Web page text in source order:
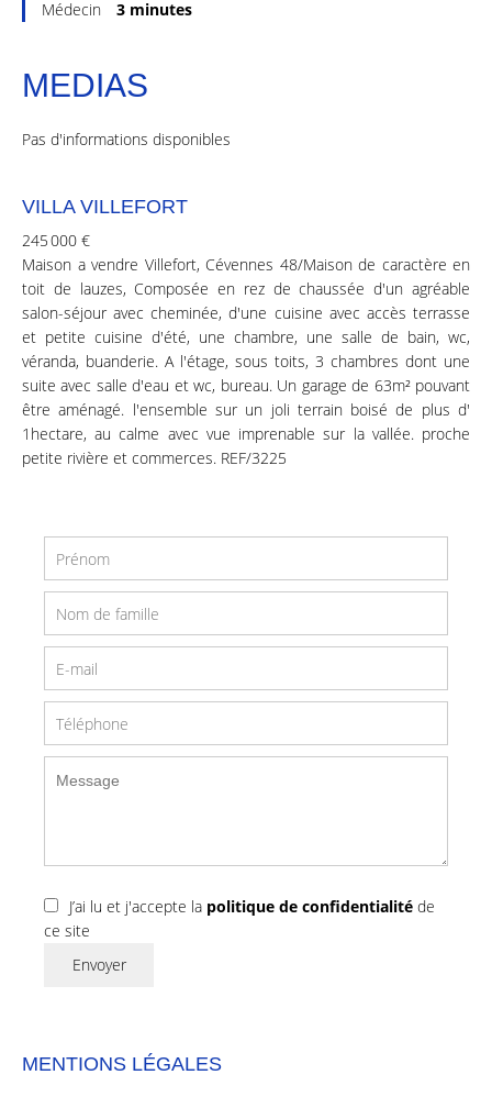
Médecin 3 minutes
MEDIAS
Pas d'informations disponibles
VILLA VILLEFORT
245 000 €
Maison a vendre Villefort, Cévennes 48/Maison de caractère en
toit de lauzes, Composée en rez de chaussée d'un agréable
salon-séjour avec cheminée, d'une cuisine avec accès terrasse
et petite cuisine d'été, une chambre, une salle de bain, wc,
véranda, buanderie. A l'étage, sous toits, 3 chambres dont une
suite avec salle d'eau et wc, bureau. Un garage de 63m² pouvant
être aménagé. l'ensemble sur un joli terrain boisé de plus d'
1hectare, au calme avec vue imprenable sur la vallée. proche
petite rivière et commerces. REF/3225
J’ai lu et j'accepte la politique de confidentialité de
ce site
Envoyer
MENTIONS LÉGALES